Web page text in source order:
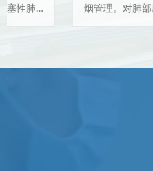
烟管理。对肺部感染性疾
塞、急慢性呼吸衰竭..